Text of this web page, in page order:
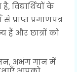
विद्यार्थियों के
प्रमाणपत्र
हैं और छात्रों को
अभंग गान में